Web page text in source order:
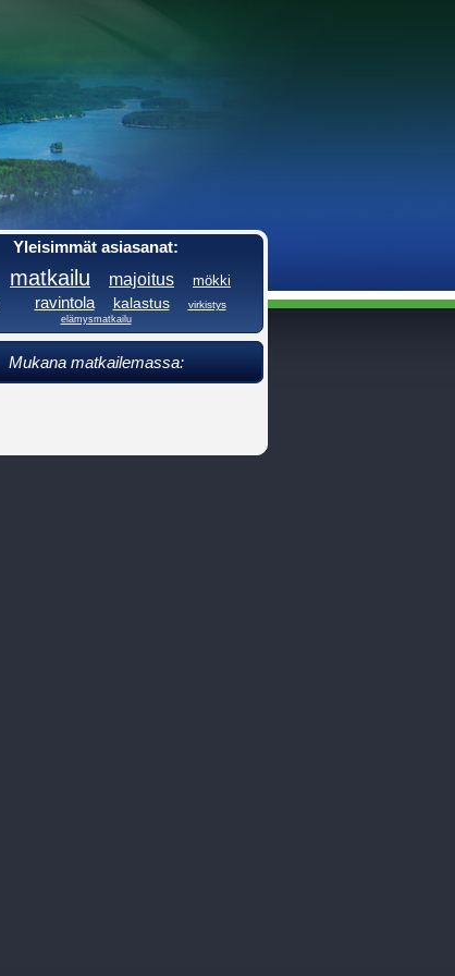
Yleisimmät asiasanat:
matkailu majoitus mökki
ravintola kalastus virkistys
elämysmatkailu
Mukana matkailemassa: